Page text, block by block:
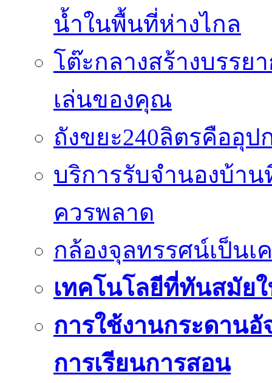
น้ำในพื้นที่ห่างไกล
โต๊ะกลางสร้างบรร
เล่นของคุณ
ถังขยะ240ลิตรคืออุ
บริการรับจำนองบ้า
ควรพลาด
กล้องจุลทรรศน์เป็น
เทคโนโลยีที่ทันสมัย
การใช้งานกระดานอั
การเรียนการสอน